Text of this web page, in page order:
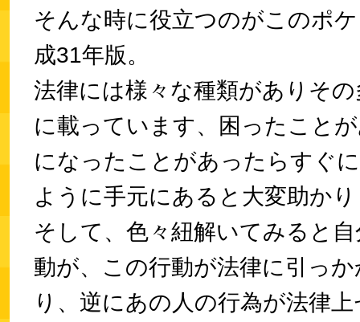
そんな時に役立つのがこのポ
成31年版。
法律には様々な種類がありそ
に載っています、困ったこと
になったことがあったらすぐ
ように手元にあると大変助か
そして、色々紐解いてみると
動が、この行動が法律に引っ
り、逆にあの人の行為が法律